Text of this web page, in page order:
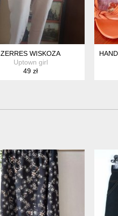
ZERRES WISKOZA
Uptown girl
49 zł